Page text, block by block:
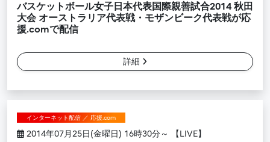
バスケットボール女子日本代表国際親善試合2014 秋田
大会 オーストラリア代表戦・モザンビーク代表戦が応
援.comで配信
詳細
インターネット配信 ／ 応援.com
2014年07月25日(金曜日) 16時30分～ 【LIVE】